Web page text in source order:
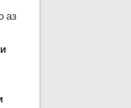
аз